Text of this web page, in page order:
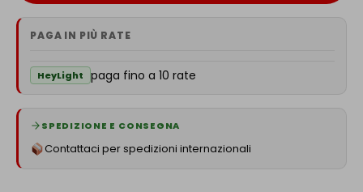
PAGA IN PIÙ RATE
HeyLight paga fino a 10 rate
SPEDIZIONE E CONSEGNA
Contattaci per spedizioni internazionali